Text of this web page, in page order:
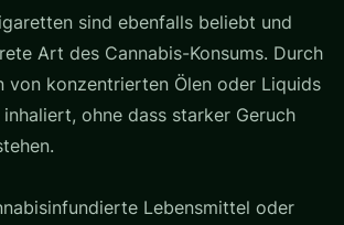
sind ebenfalls beliebt und
Art des Cannabis-Konsums. Durch
von konzentrierten Ölen oder Liquids
ohne dass starker Geruch
Lebensmittel oder